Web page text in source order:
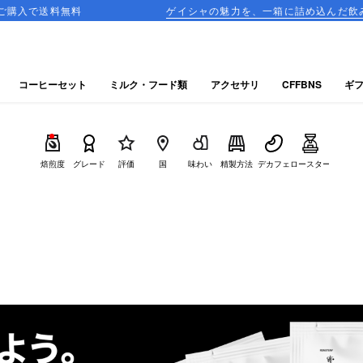
ゲイシャの魅力を、一箱に詰め込んだ飲み比べセットが登
焙煎度 グレード 評価 国 味わい 精製方法 デカフェロースター
コーヒーセット ミルク・フード類 アクセサリ CFFBNS ギ